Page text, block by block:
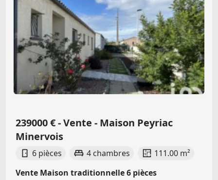
239000 € - Vente - Maison Peyriac
Minervois
6 pièces 4 chambres
111.00 m²
Vente Maison traditionnelle 6 pièces